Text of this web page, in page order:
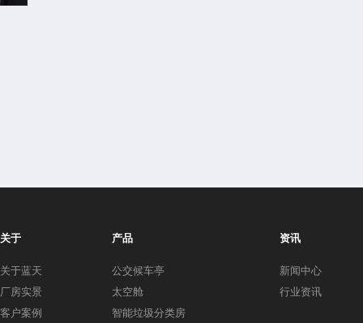
关于
关于蓝天
厂房实景
客户案例
产品
公交候车亭
太空舱
智能垃圾分类房
资讯
新闻中心
行业资讯